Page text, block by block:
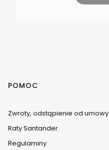
Linki w stopce
POMOC
Zwroty, odstąpienie od umowy
Raty Santander
Regulaminy